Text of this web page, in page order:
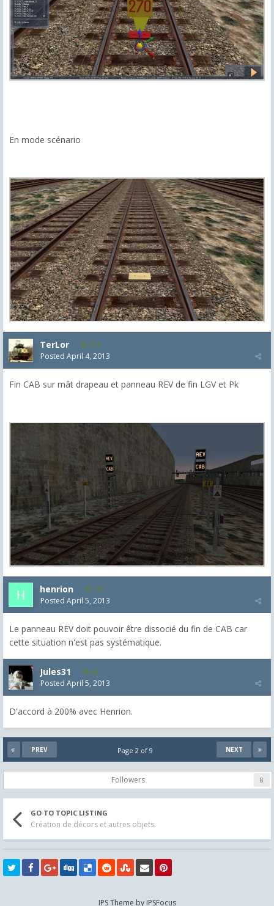
En mode scénario
TerLor 114
Posted April 4, 2013
Fin CAB sur mât drapeau et panneau REV de fin LGV et Pk
henrion 101
Posted April 5, 2013
Le panneau REV doit pouvoir être dissocié du fin de CAB car
cette situation n'est pas systématique.
Jules31 44
Posted April 5, 2013
D'accord à 200% avec Henrion.
PREV NEXT
Page 2 of 9
Followers 8
GO TO TOPIC LISTING
Création de décors et autres objets.
IPS Theme by IPSFocus